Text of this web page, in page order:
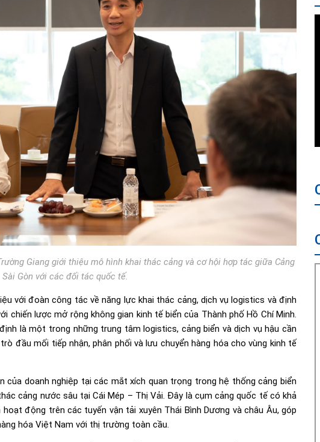
Giang giới thiệu mô hình khai thác cảng và cơ hội hợp tác giữa Cảng
Sài Gòn với các đối tác quốc tế.
với đoàn công tác về năng lực khai thác cảng, dịch vụ logistics và định
chiến lược mở rộng không gian kinh tế biển của Thành phố Hồ Chí Minh.
là một trong những trung tâm logistics, cảng biển và dịch vụ hậu cần
đầu mối tiếp nhận, phân phối và lưu chuyển hàng hóa cho vùng kinh tế
của doanh nghiệp tại các mắt xích quan trọng trong hệ thống cảng biển
cảng nước sâu tại Cái Mép – Thị Vải. Đây là cụm cảng quốc tế có khả
động trên các tuyến vận tải xuyên Thái Bình Dương và châu Âu, góp
hóa Việt Nam với thị trường toàn cầu.